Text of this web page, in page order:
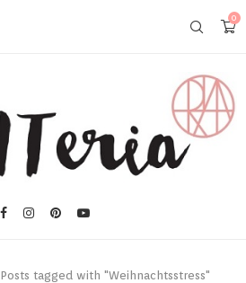
0
Posts tagged with "Weihnachtsstress"